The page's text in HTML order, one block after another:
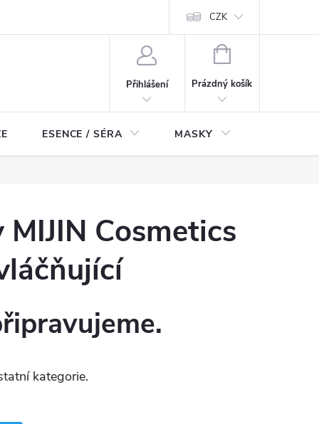
CZK
Přihlášení
NÁKUPNÍ
Prázdný košík
ESENCE / SÉRA MASKY
Cosmetics
kategorie.